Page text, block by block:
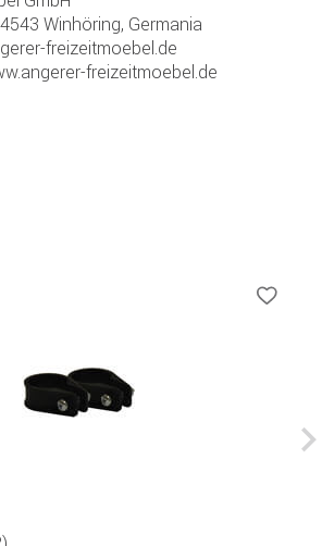
Winhöring, Germania
freizeitmoebel.de
freizeitmoebel.de